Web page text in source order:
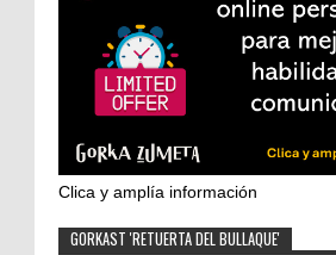
Clica y amplía información
GORKAST 'RETUERTA DEL BULLAQUE'